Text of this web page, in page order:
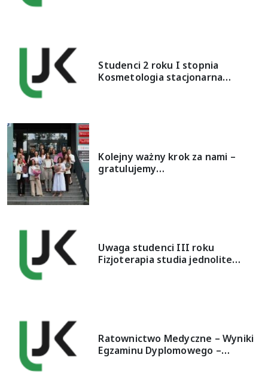
Studenci 2 roku I stopnia
Kosmetologia stacjonarna…
Kolejny ważny krok za nami –
gratulujemy…
Uwaga studenci III roku
Fizjoterapia studia jednolite…
Ratownictwo Medyczne – Wyniki
Egzaminu Dyplomowego –…